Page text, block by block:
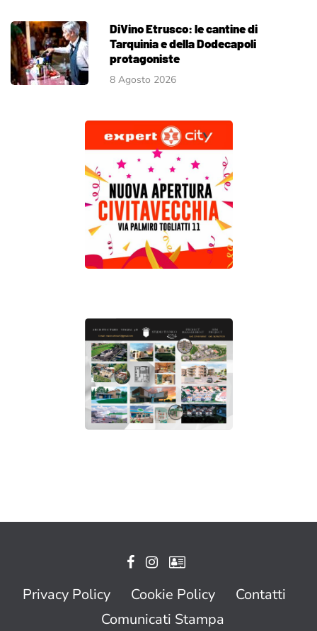
DiVino Etrusco: le cantine di
Tarquinia e della Dodecapoli
protagoniste
8 Agosto 2026
Privacy Policy Cookie Policy
Contatti
Comunicati Stampa